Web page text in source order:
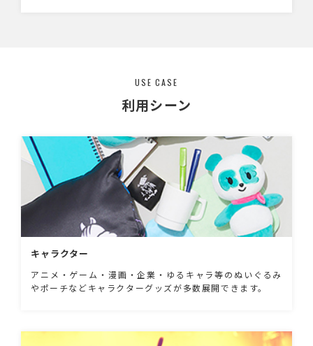
USE CASE
利用シーン
キャラクター
アニメ・ゲーム・漫画・企業・ゆるキャラ等のぬいぐるみ
やポーチなどキャラクターグッズが多数展開できます。